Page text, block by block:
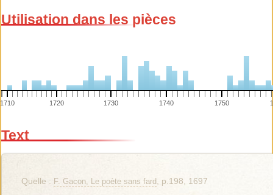
Utilisation dans les pièces
1710 1720 1730 1740 1750
Text
Quelle : F. Gacon, Le poète sans fard , p.198, 1697